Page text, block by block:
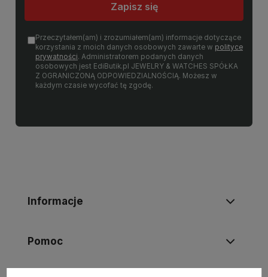
Zapisz się
Przeczytałem(am) i zrozumiałem(am) informacje dotyczące
korzystania z moich danych osobowych zawarte w polityce
prywatności. Administratorem podanych danych
osobowych jest EdiButik.pl JEWELRY & WATCHES SPÓŁKA
Z OGRANICZONĄ ODPOWIEDZIALNOŚCIĄ. Możesz w
każdym czasie wycofać tę zgodę.
Informacje
Pomoc